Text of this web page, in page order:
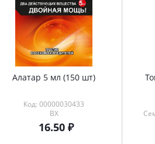
Алатар 5 мл (150 шт)
Код: 00000030433
ВХ
16.50